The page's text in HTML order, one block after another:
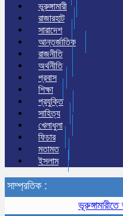
ভুরুঙ্গামারী
রাজারহাট
সারাদেশ
আন্তর্জাতিক
রাজনীতি
অর্থনীতি
প্রবাস
শিক্ষা
প্রযুক্তি
সাহিত্য
খেলাধুলা
ফিচার
মতামত
ইসলাম
সাম্প্রতিক :
ভূরুঙ্গামারীতে